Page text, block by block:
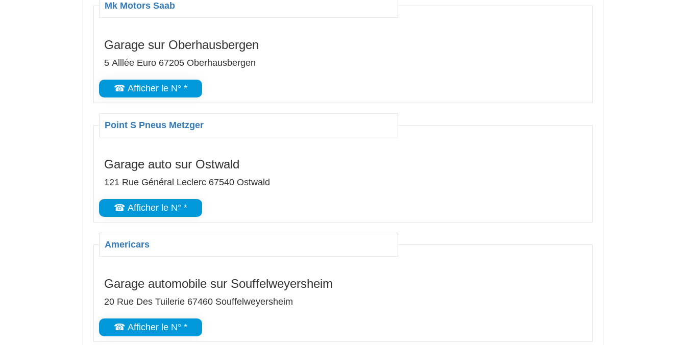
Mk Motors Saab
Garage sur Oberhausbergen
5 Alllée Euro 67205 Oberhausbergen
☎ Afficher le N° *
Point S Pneus Metzger
Garage auto sur Ostwald
121 Rue Général Leclerc 67540 Ostwald
☎ Afficher le N° *
Americars
Garage automobile sur Souffelweyersheim
20 Rue Des Tuilerie 67460 Souffelweyersheim
☎ Afficher le N° *